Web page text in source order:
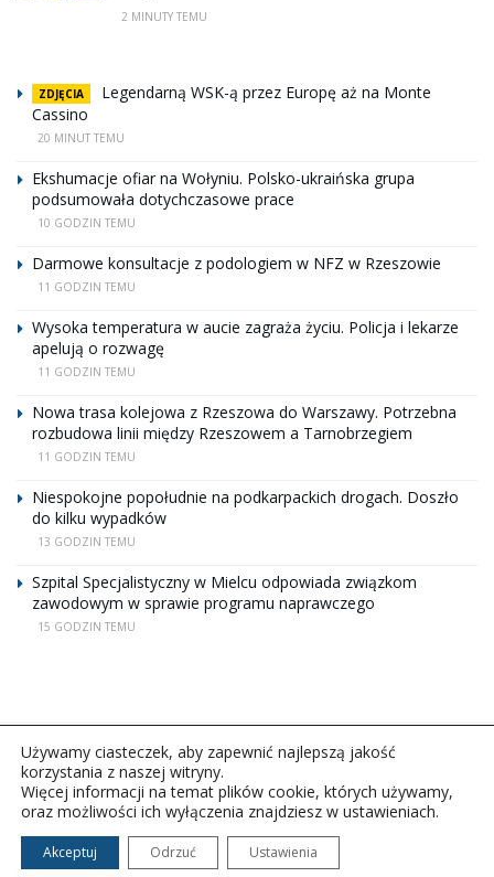
2 MINUTY TEMU
ZDJĘCIA
Legendarną WSK-ą przez Europę aż na Monte
Cassino
20 MINUT TEMU
Ekshumacje ofiar na Wołyniu. Polsko-ukraińska grupa
podsumowała dotychczasowe prace
10 GODZIN TEMU
Darmowe konsultacje z podologiem w NFZ w Rzeszowie
11 GODZIN TEMU
Wysoka temperatura w aucie zagraża życiu. Policja i lekarze
apelują o rozwagę
11 GODZIN TEMU
Nowa trasa kolejowa z Rzeszowa do Warszawy. Potrzebna
rozbudowa linii między Rzeszowem a Tarnobrzegiem
11 GODZIN TEMU
Niespokojne popołudnie na podkarpackich drogach. Doszło
do kilku wypadków
13 GODZIN TEMU
Szpital Specjalistyczny w Mielcu odpowiada związkom
zawodowym w sprawie programu naprawczego
15 GODZIN TEMU
Copyright © 2026Polskie Radio Rzeszów S.A. w likwidacj.
Wszelkie prawa zastrzeżone.
Używamy ciasteczek, aby zapewnić najlepszą jakość
korzystania z naszej witryny.
Więcej informacji na temat plików cookie, których używamy,
oraz możliwości ich wyłączenia znajdziesz w ustawieniach.
Akceptuj Odrzuć Ustawienia